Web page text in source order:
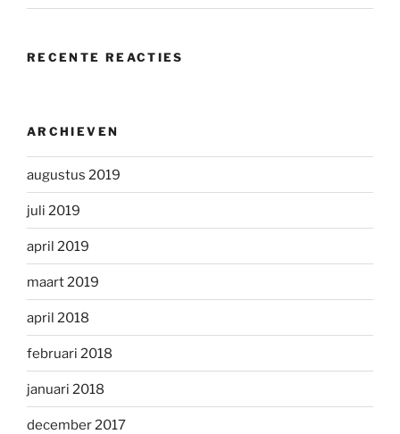
RECENTE REACTIES
ARCHIEVEN
augustus 2019
juli 2019
april 2019
maart 2019
april 2018
februari 2018
januari 2018
december 2017